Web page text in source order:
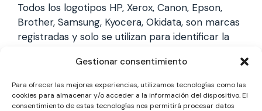
Gestionar consentimiento
Para ofrecer las mejores experiencias, utilizamos tecnologías como las
cookies para almacenar y/o acceder a la información del dispositivo. El
consentimiento de estas tecnologías nos permitirá procesar datos
Todos los logotipos HP, Xerox, Canon, Epson,
Brother, Samsung, Kyocera, Okidata, son marcas
registradas y solo se utilizan para identificar la
marcas, y solo reparamos impresoras laser,
somos un servicio técnico especializado y
totalmente independiente.